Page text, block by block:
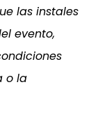
las instales
evento,
o la